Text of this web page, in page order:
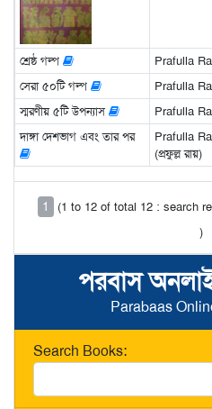
পরবাস
Parabaas
Search Books:
শ্রেষ্ঠ গল্প Prafulla
সেরা ৫০টি গল্প
Prafulla
স্মরণীয় ৫টি উপন্যাস
Prafulla
দাঙ্গা দেশভাগ এবং তার পর
Prafulla
(প্রফুল্ল রায়)
1 (1 to 12 of total 12 : search
)